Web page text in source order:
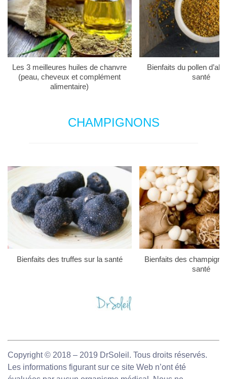
Les 3 meilleures huiles de chanvre
(peau, cheveux et complément
alimentaire)
Bienfaits du pollen
santé
CHAMPIGNONS
Bienfaits des truffes sur la santé
Bienfaits des
santé
Copyright © 2018 – 2019 DrSoleil. Tous droits réservés.
Les informations figurant sur ce site Web n’ont été